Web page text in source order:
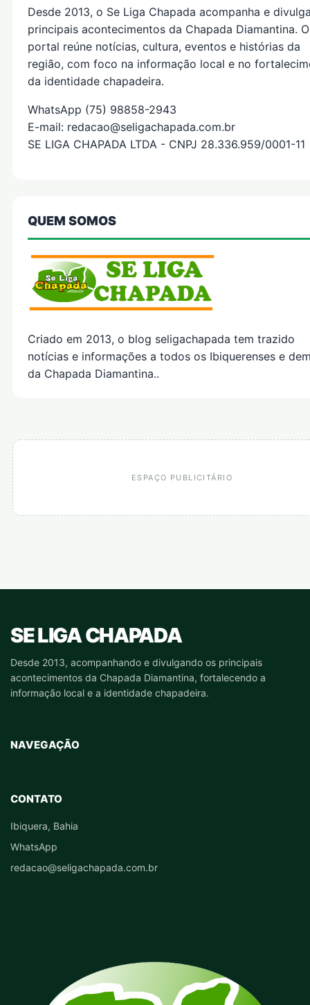
Desde 2013, o Se Liga Chapada acompanha e
principais acontecimentos da Chapada Diamantina. O
portal reúne notícias, cultura, eventos e histórias da
região, com foco na informação local e no
da identidade chapadeira.
WhatsApp (75) 98858-2943
E-mail: redacao@seligachapada.com.br
SE LIGA CHAPADA LTDA - CNPJ 28.336.959/0001-11
QUEM SOMOS
Criado em 2013, o blog seligachapada tem trazido
notícias e informações a todos os Ibiquerenses e
da Chapada Diamantina..
ESPAÇO PUBLICITÁRIO
SE LIGA CHAPADA
Desde 2013, acompanhando e divulgando os principais
acontecimentos da Chapada Diamantina, fortalecendo a
informação local e a identidade chapadeira.
NAVEGAÇÃO
CONTATO
Ibiquera, Bahia
WhatsApp
redacao@seligachapada.com.br